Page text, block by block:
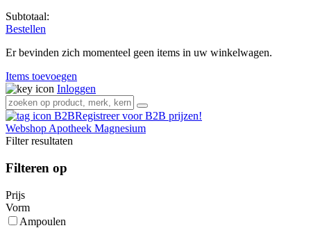
Subtotaal:
Bestellen
Er bevinden zich momenteel geen items in uw winkelwagen.
Items toevoegen
Inloggen
Registreer voor B2B prijzen!
Webshop Apotheek Magnesium
Filter resultaten
Filteren op
Prijs
Vorm
Ampoulen